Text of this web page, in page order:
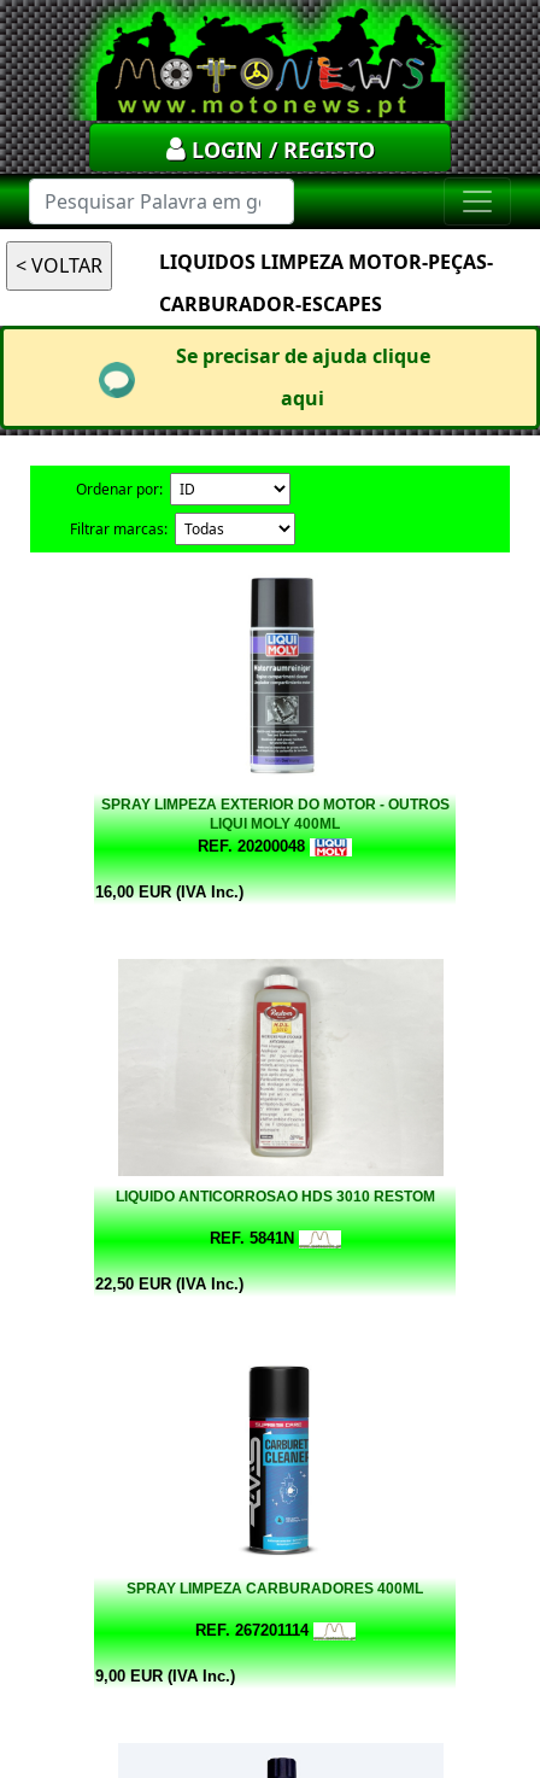
LOGIN / REGISTO
LIQUIDOS LIMPEZA MOTOR-PEÇAS-
CARBURADOR-ESCAPES
Se precisar de ajuda clique
aqui
Ordenar por:
Filtrar marcas:
SPRAY LIMPEZA EXTERIOR DO MOTOR - OUTROS
LIQUI MOLY 400ML
REF. 20200048
16,00 EUR (IVA Inc.)
LIQUIDO ANTICORROSAO HDS 3010 RESTOM
REF. 5841N
22,50 EUR (IVA Inc.)
SPRAY LIMPEZA CARBURADORES 400ML
REF. 267201114
9,00 EUR (IVA Inc.)